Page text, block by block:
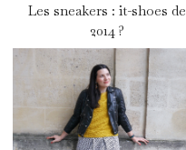
Les sneakers : it-shoes de
2014 ?